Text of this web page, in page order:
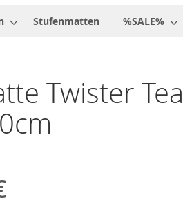
Stufenmatten %SALE%
Twister